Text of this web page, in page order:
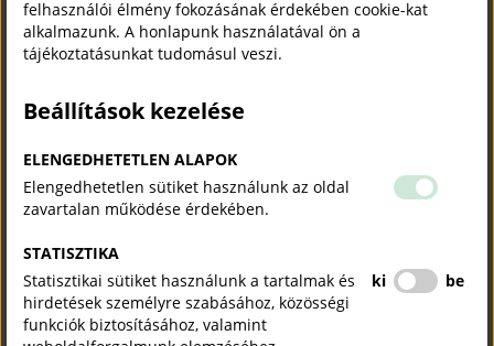
felhasználói élmény fokozásának érdekében cookie-kat
alkalmazunk. A honlapunk használatával ön a
tájékoztatásunkat tudomásul veszi.
Beállítások kezelése
ELENGEDHETETLEN ALAPOK
Elengedhetetlen sütiket használunk az oldal
zavartalan működése érdekében.
STATISZTIKA
Statisztikai sütiket használunk a tartalmak és
hirdetések személyre szabásához, közösségi
funkciók biztosításához, valamint
ki be